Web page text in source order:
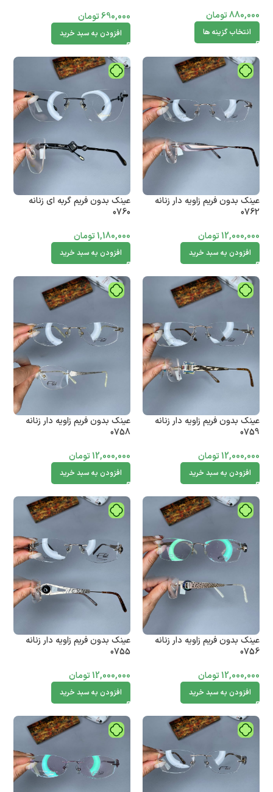
880,000تومان
انتخاب گزینه ها
690,000تومان
افزودن به سبد خرید
عینک بدون فریم زاویه دار زنانه
0762
12,000,000تومان
افزودن به سبد خرید
عینک بدون فریم گربه ای زنانه
0760
1,180,000تومان
افزودن به سبد خرید
عینک بدون فریم زاویه دار زنانه
0759
12,000,000تومان
افزودن به سبد خرید
عینک بدون فریم زاویه دار زنانه
0758
12,000,000تومان
افزودن به سبد خرید
عینک بدون فریم زاویه دار زنانه
0756
12,000,000تومان
افزودن به سبد خرید
عینک بدون فریم زاویه دار زنانه
0755
12,000,000تومان
افزودن به سبد خرید